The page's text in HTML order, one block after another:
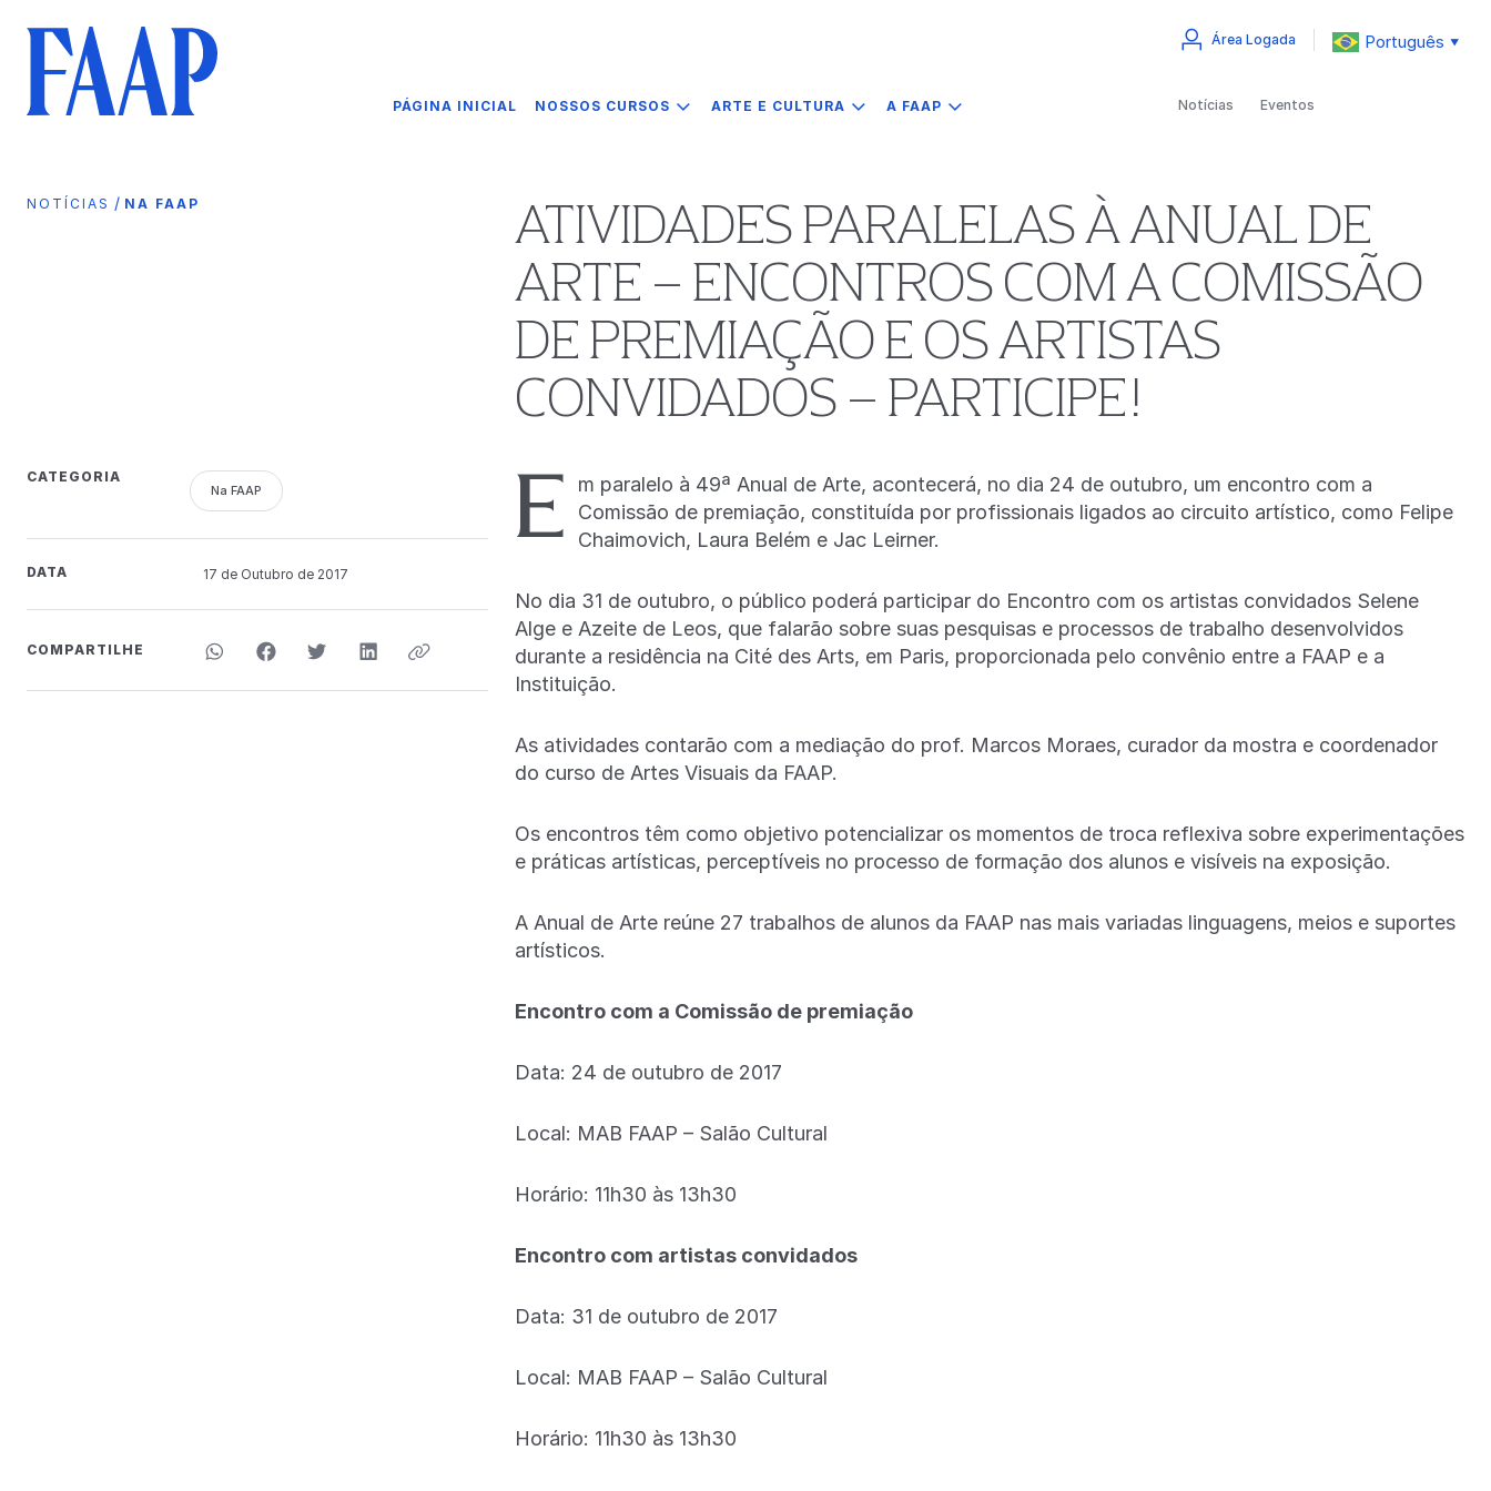
PÁGINA INICIAL NOSSOS CURSOS ARTE E CULTURA A FAAP
Área Logada Português ▼
Notícias Eventos
NOTÍCIAS / NA FAAP
ATIVIDADES PARALELAS À ANUAL DE
ARTE – ENCONTROS COM A COMISSÃO
DE PREMIAÇÃO E OS ARTISTAS
CONVIDADOS – PARTICIPE!
CATEGORIA
Na FAAP
DATA 17 de Outubro de 2017
COMPARTILHE
E
m paralelo à 49ª Anual de Arte, acontecerá, no dia 24 de outubro, um encontro com a
Comissão de premiação, constituída por profissionais ligados ao circuito artístico, como Felipe
Chaimovich, Laura Belém e Jac Leirner.
No dia 31 de outubro, o público poderá participar do Encontro com os artistas convidados Selene
Alge e Azeite de Leos, que falarão sobre suas pesquisas e processos de trabalho desenvolvidos
durante a residência na Cité des Arts, em Paris, proporcionada pelo convênio entre a FAAP e a
Instituição.
As atividades contarão com a mediação do prof. Marcos Moraes, curador da mostra e coordenador
do curso de Artes Visuais da FAAP.
Os encontros têm como objetivo potencializar os momentos de troca reflexiva sobre experimentações
e práticas artísticas, perceptíveis no processo de formação dos alunos e visíveis na exposição.
A Anual de Arte reúne 27 trabalhos de alunos da FAAP nas mais variadas linguagens, meios e suportes
artísticos.
Encontro com a Comissão de premiação
Data: 24 de outubro de 2017
Local: MAB FAAP – Salão Cultural
Horário: 11h30 às 13h30
Encontro com artistas convidados
Data: 31 de outubro de 2017
Local: MAB FAAP – Salão Cultural
Horário: 11h30 às 13h30